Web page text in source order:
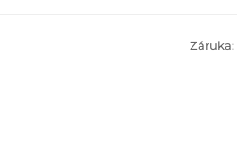
Záruka: